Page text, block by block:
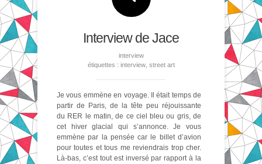
Interview de Jace
interview
étiquettes : interview, street art
Je vous emmène en voyage. Il était temps de
partir de Paris, de la tête peu réjouissante
du RER le matin, de ce ciel bleu ou gris, de
cet hiver glacial qui s’annonce. Je vous
emmène par la pensée car le billet d’avion
pour toutes et tous me reviendrais trop cher.
Là-bas, c’est tout est inversé par rapport à la